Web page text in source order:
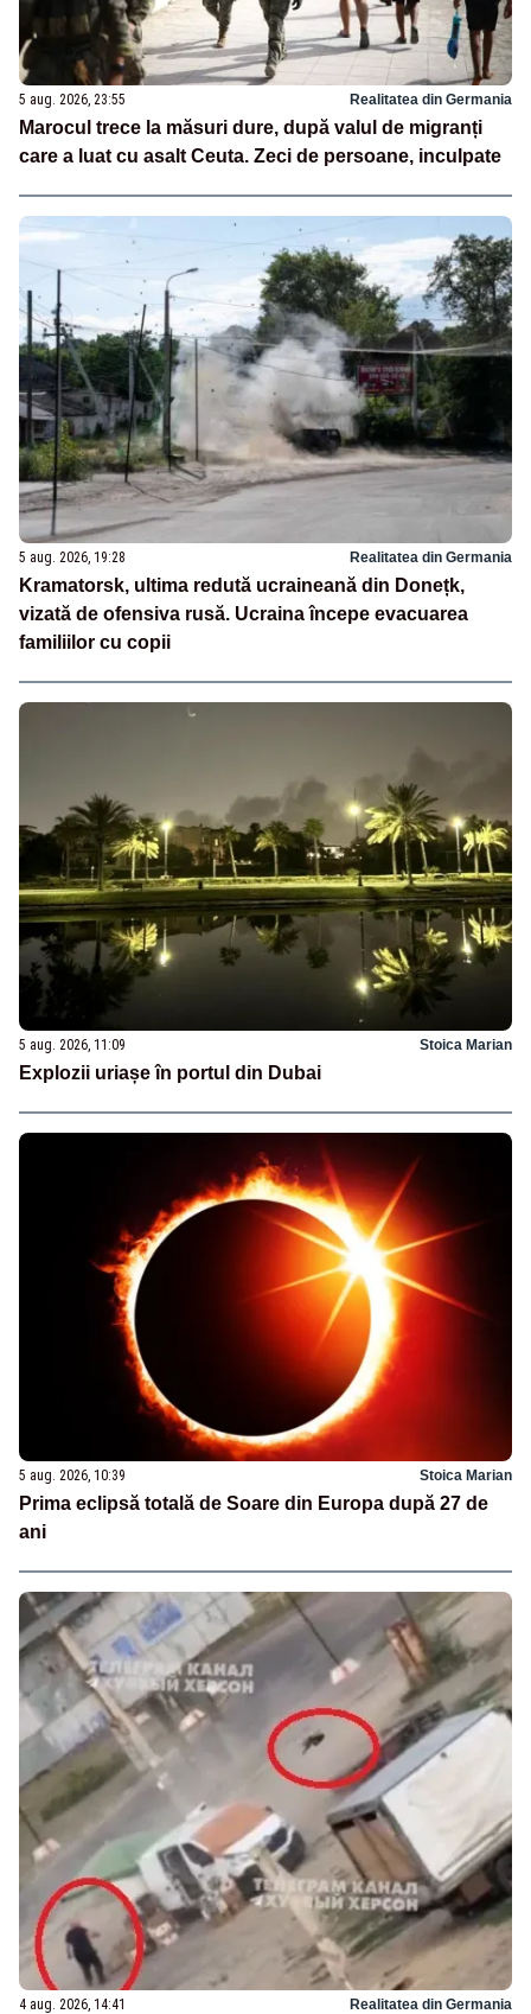
5 aug. 2026, 23:55 Realitatea din Germania
Marocul trece la măsuri dure, după valul de migranți
care a luat cu asalt Ceuta. Zeci de persoane, inculpate
5 aug. 2026, 19:28 Realitatea din Germania
Kramatorsk, ultima redută ucraineană din Donețk,
vizată de ofensiva rusă. Ucraina începe evacuarea
familiilor cu copii
5 aug. 2026, 11:09 Stoica Marian
Explozii uriașe în portul din Dubai
5 aug. 2026, 10:39 Stoica Marian
Prima eclipsă totală de Soare din Europa după 27 de
ani
4 aug. 2026, 14:41 Realitatea din Germania